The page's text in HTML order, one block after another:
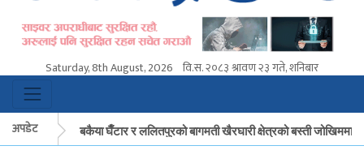
Saturday, 8th August, 2026 वि.स.२०८३ श्रावण २३ गते, शनिबार
अपडेट
मकवानपुरको बकैया घैँटार र ललितपुरको बागमती खैरघारी क्षेत्रको बस्ती जोखिममा